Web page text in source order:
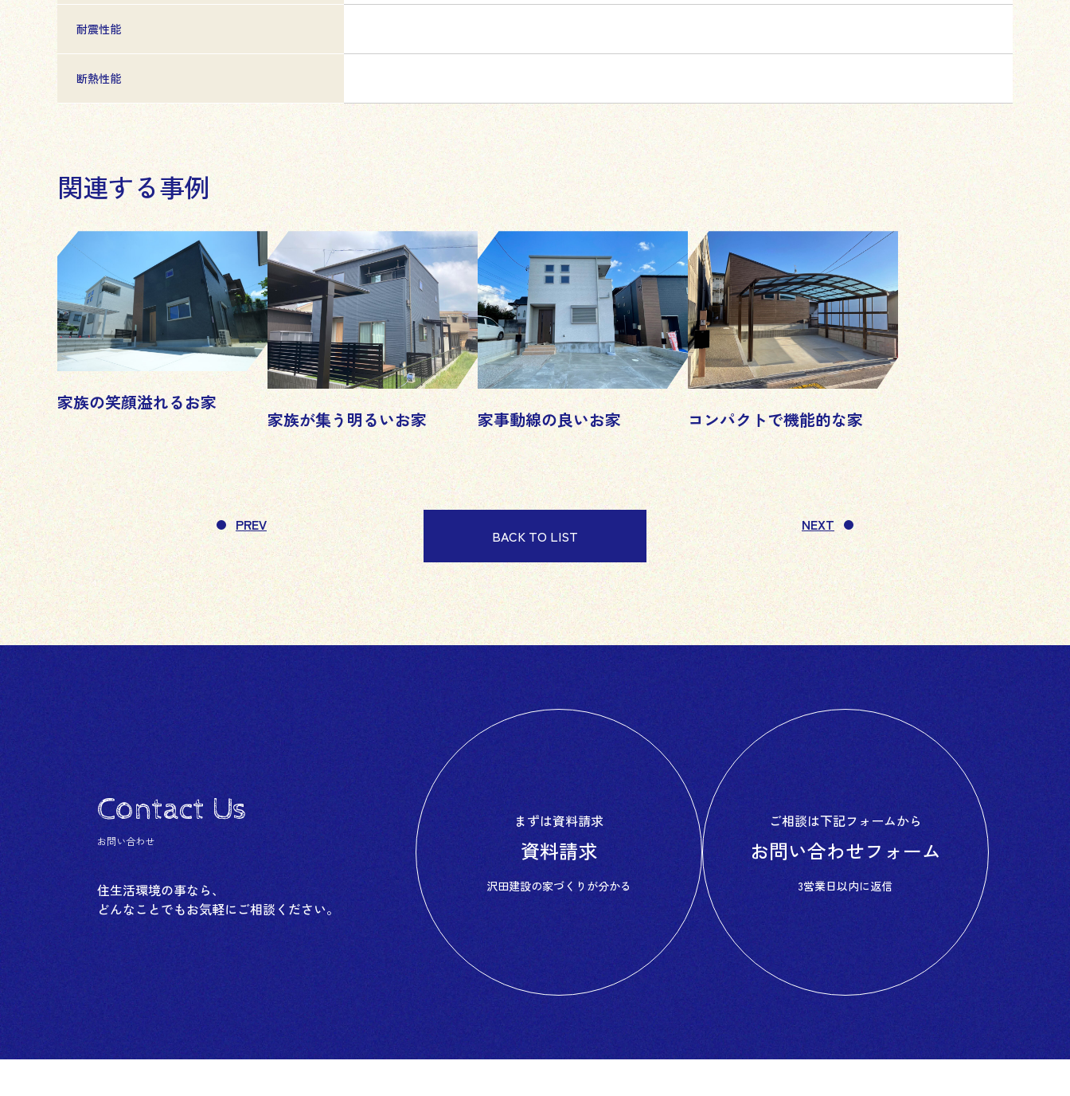
耐震性能
断熱性能
関連する事例
家族の笑顔溢れるお家
家族が集う明るいお家 家事動線の良いお家 コンパクトで機能的な家
PREV NEXT
BACK TO LIST
Contact Us
お問い合わせ
住生活環境の事なら、
どんなことでもお気軽にご相談ください。
まずは資料請求
資料請求
沢田建設の家づくりが分かる
ご相談は下記フォームから
お問い合わせフォーム
3営業日以内に返信